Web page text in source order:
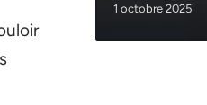
1 octobre 2025